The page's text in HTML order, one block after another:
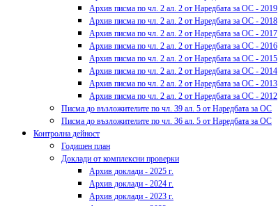
Архив писма по чл. 2 ал. 2 от Наредбата за ОС - 2019
Архив писма по чл. 2 ал. 2 от Наредбата за ОС - 2018
Архив писма по чл. 2 ал. 2 от Наредбата за ОС - 2017
Архив писма по чл. 2 ал. 2 от Наредбата за ОС - 2016
Архив писма по чл. 2 ал. 2 от Наредбата за ОС - 2015
Архив писма по чл. 2 ал. 2 от Наредбата за ОС - 2014
Архив писма по чл. 2 ал. 2 от Наредбата за ОС - 2013
Архив писма по чл. 2 ал. 2 от Наредбата за ОС - 2012
Писма до възложителите по чл. 39 ал. 5 от Наредбата за ОС
Писма до възложителите по чл. 36 ал. 5 от Наредбата за ОС
Контролна дейност
Годишен план
Доклади от комплексни проверки
Архив доклади - 2025 г.
Архив доклади - 2024 г.
Архив доклади - 2023 г.